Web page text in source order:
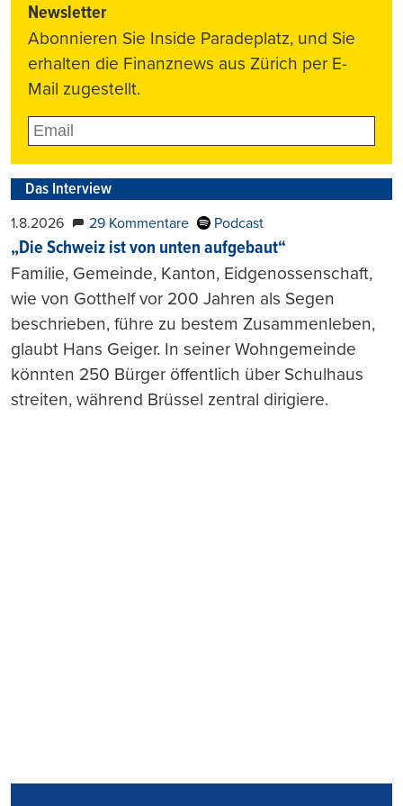
Newsletter
Abonnieren Sie Inside Paradeplatz, und Sie
erhalten die Finanznews aus Zürich per E-
Mail zugestellt.
Das Interview
1.8.2026 29 Kommentare Podcast
„Die Schweiz ist von unten aufgebaut“
Familie, Gemeinde, Kanton, Eidgenossenschaft,
wie von Gotthelf vor 200 Jahren als Segen
beschrieben, führe zu bestem Zusammenleben,
glaubt Hans Geiger. In seiner Wohngemeinde
könnten 250 Bürger öffentlich über Schulhaus
streiten, während Brüssel zentral dirigiere.